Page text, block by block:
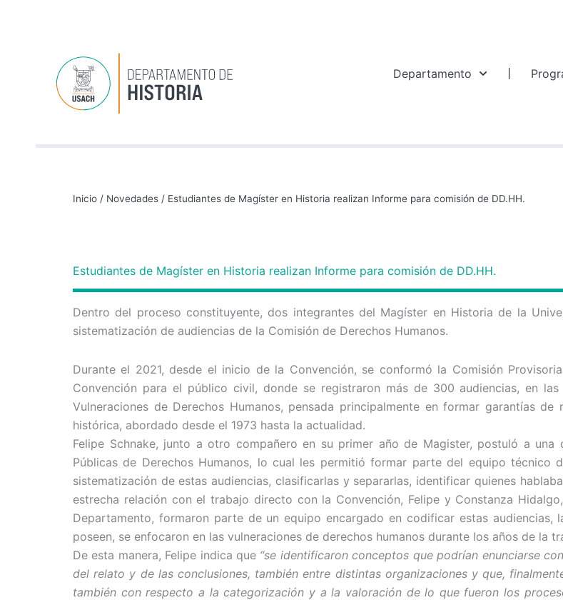
Departamento
Inicio / Novedades / Estudiantes de Magíster en Historia realizan Informe para comisión de DD.HH.
Estudiantes de Magíster en Historia realizan Informe para comisión de DD.HH.
Dentro del proceso constituyente, dos integrantes del Magíster en Historia de la
sistematización de audiencias de la Comisión de Derechos Humanos.
Durante el 2021, desde el inicio de la Convención, se conformó la Comisión
Convención para el público civil, donde se registraron más de 300 audiencias, en
Vulneraciones de Derechos Humanos, pensada principalmente en formar garantías
histórica, abordado desde el 1973 hasta la actualidad.
Felipe Schnake, junto a otro compañero en su primer año de Magister, postuló a
Públicas de Derechos Humanos, lo cual les permitió formar parte del equipo técnico
sistematización de estas audiencias, clasificarlas y separarlas, identificar quienes
estrecha relación con el trabajo directo con la Convención, Felipe y Constanza
Departamento, formaron parte de un equipo encargado en codificar estas
poseen, se enfocaron en las vulneraciones de derechos humanos durante los años de la
De esta manera, Felipe indica que “se identificaron conceptos que podrían enunciarse
del relato y de las conclusiones, también entre distintas organizaciones y que,
también con respecto a la categorización y a la valoración de lo que fueron los